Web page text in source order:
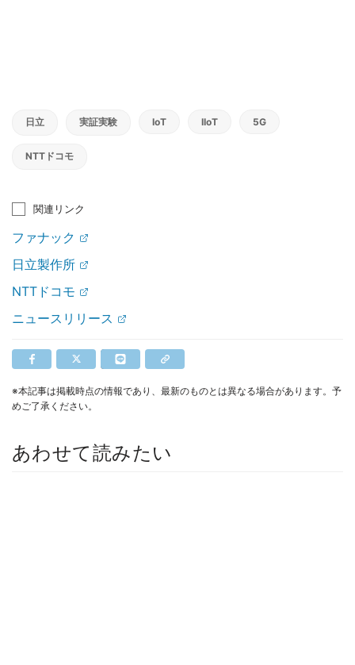
日立 実証実験 IoT IIoT 5G
NTTドコモ
関連リンク
ファナック
日立製作所
NTTドコモ
ニュースリリース
※本記事は掲載時点の情報であり、最新のものとは異なる場合があります。予
めご了承ください。
あわせて読みたい